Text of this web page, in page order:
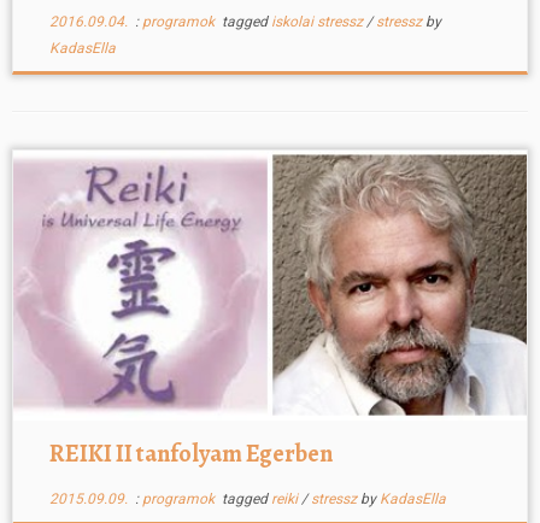
2016.09.04.: programok tagged iskolai stressz/stressz by
KadasElla
REIKI II tanfolyam Egerben
2015.09.09.: programok tagged reiki/stressz by KadasElla